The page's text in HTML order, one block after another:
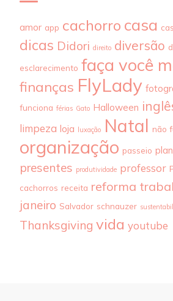
amor app cachorro casa
dicas Didori direito diversão
esclarecimento faça você
finanças FlyLady
funciona férias Gato Halloween
limpeza loja luxação Natal não
organização passeio
presentes produtividade professor
cachorros receita reforma
janeiro Salvador schnauzer
Thanksgiving vida youtube